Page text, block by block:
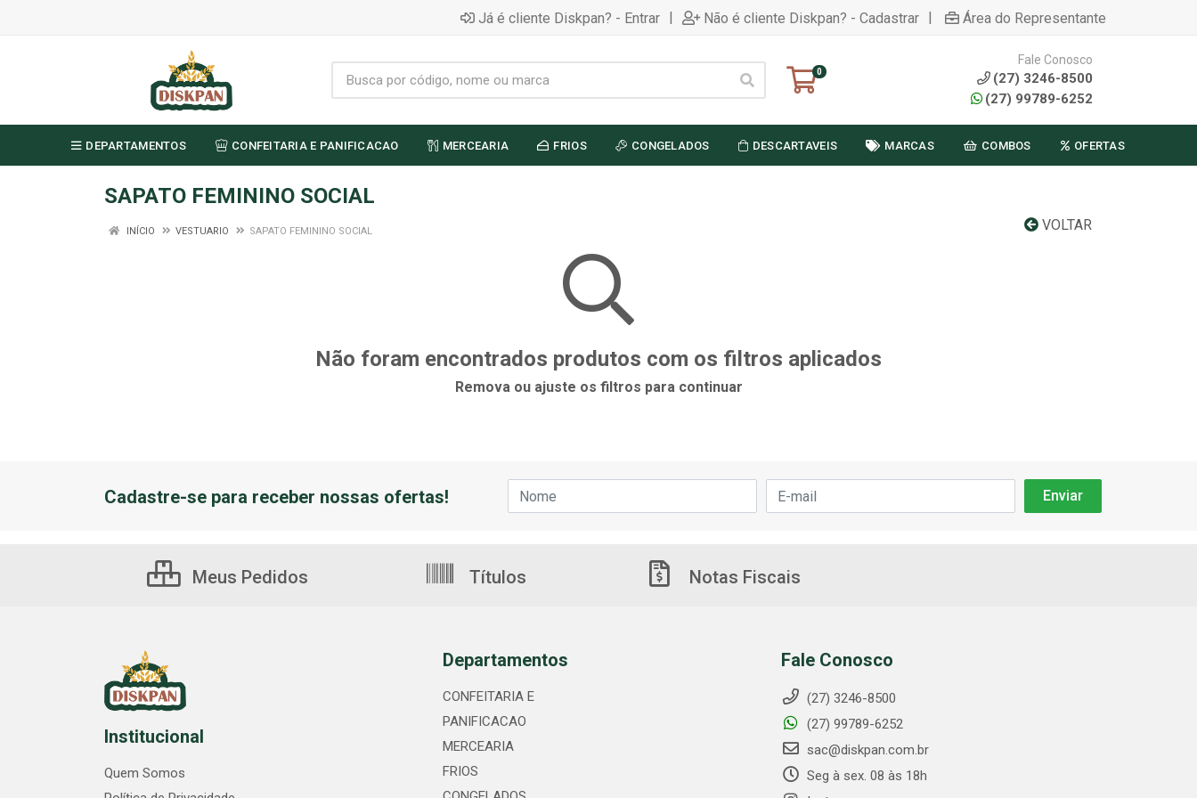
Já é cliente Diskpan? - Entrar | Não é cliente Diskpan? - Cadastrar | Área do Representante
0
Fale Conosco
(27) 3246-8500
(27) 99789-6252
DEPARTAMENTOS CONFEITARIA E PANIFICACAO MERCEARIA FRIOS CONGELADOS DESCARTAVEIS MARCAS COMBOS OFERTAS
SAPATO FEMININO SOCIAL
VOLTAR
INÍCIO VESTUARIO SAPATO FEMININO SOCIAL
Não foram encontrados produtos com os filtros aplicados
Remova ou ajuste os filtros para continuar
Cadastre-se para receber nossas ofertas!
Meus Pedidos Títulos Notas Fiscais
Institucional
Quem Somos
Departamentos
CONFEITARIA E
PANIFICACAO
MERCEARIA
FRIOS
Fale Conosco
(27) 3246-8500
(27) 99789-6252
sac@diskpan.com.br
Seg à sex. 08 às 18h